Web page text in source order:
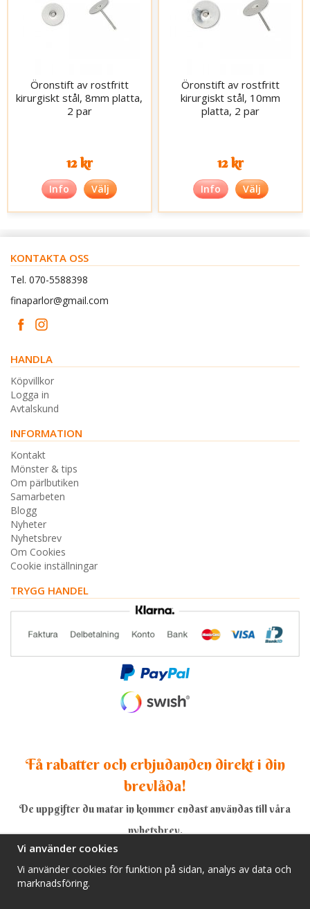
Öronstift av rostfritt
kirurgiskt stål, 8mm platta,
2 par
12 kr
Info Välj
Öronstift av rostfritt
kirurgiskt stål, 10mm
platta, 2 par
12 kr
Info Välj
KONTAKTA OSS
Tel. 070-5588398
finaparlor@gmail.com
HANDLA
Köpvillkor
Logga in
Avtalskund
INFORMATION
Kontakt
Mönster & tips
Om pärlbutiken
Samarbeten
Blogg
Nyheter
Nyhetsbrev
Om Cookies
Cookie inställningar
TRYGG HANDEL
Få rabatter och erbjudanden direkt i din
brevlåda!
De uppgifter du matar in kommer endast användas till våra
nyhetsbrev.
Vi använder cookies
Vi använder cookies för funktion på sidan, analys av data och
marknadsföring.